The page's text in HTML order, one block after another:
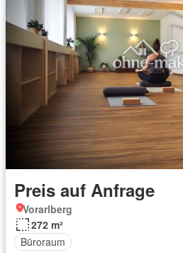
Preis auf Anfrage
Vorarlberg
272 m²
Büroraum